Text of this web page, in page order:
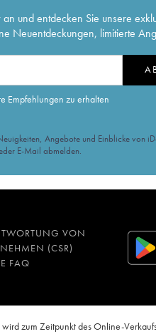
und entdecken Sie unsere
Neuentdeckungen, limitierte
Empfehlungen zu erhalten
Angebote und Einblicke von
E-Mail abmelden.
VON
(CSR)
FAQ
zum Zeitpunkt des Online-